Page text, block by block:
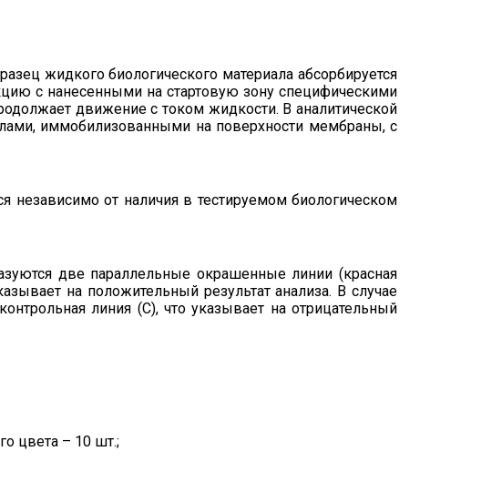
жидкого биологического материала абсорбируется
с нанесенными на стартовую зону специфическими
движение с током жидкости. В аналитической
иммобилизованными на поверхности мембраны, с
независимо от наличия в тестируемом биологическом
две параллельные окрашенные линии (красная
на положительный результат анализа. В случае
линия (С), что указывает на отрицательный
цвета – 10 шт.;